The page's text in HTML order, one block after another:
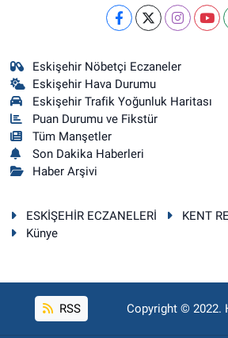
Eskişehir Nöbetçi Eczaneler
Eskişehir Hava Durumu
Eskişehir Trafik Yoğunluk Haritası
Puan Durumu ve Fikstür
Tüm Manşetler
Son Dakika Haberleri
Haber Arşivi
ESKİŞEHİR ECZANELERİ KENT
Künye
RSS Copyright © 2022.